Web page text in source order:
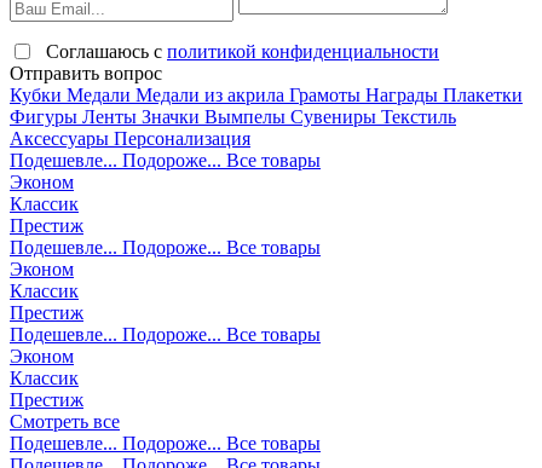
Соглашаюсь с политикой конфиденциальности
Отправить вопрос
Кубки Медали Медали из акрила Грамоты Награды Плакетки
Фигуры Ленты Значки Вымпелы Сувениры Текстиль
Аксессуары Персонализация
Подешевле... Подороже... Все товары
Эконом
Классик
Престиж
Подешевле... Подороже... Все товары
Эконом
Классик
Престиж
Подешевле... Подороже... Все товары
Эконом
Классик
Престиж
Смотреть все
Подешевле... Подороже... Все товары